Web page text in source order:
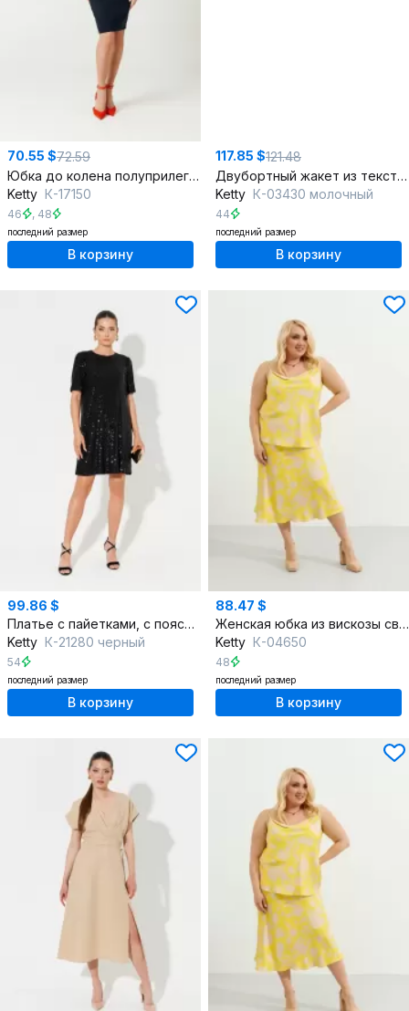
70.55 $72.59
Юбка до колена полуприлегающего силуэта из текстиля
Ketty К-17150
46 , 48
последний размер
В корзину
117.85 $121.48
Двубортный жакет из текстиля с прорезными карманами для офиса
Ketty К-03430 молочный
44
последний размер
В корзину
99.86 $
Платье с пайетками, с поясом, полуприлегающий силуэт
Ketty К-21280 черный
54
последний размер
В корзину
88.47 $
Женская юбка из вискозы свободная длина в бельевом стиле
Ketty К-04650
48
последний размер
В корзину